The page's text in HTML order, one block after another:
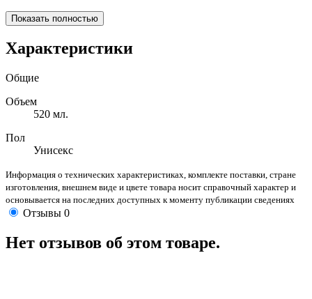
Показать полностью
Характеристики
Общие
Объем
520 мл.
Пол
Унисекс
Информация о технических характеристиках, комплекте поставки, стране
изготовления, внешнем виде и цвете товара носит справочный характер и
основывается на последних доступных к моменту публикации сведениях
Отзывы 0
Нет отзывов об этом товаре.